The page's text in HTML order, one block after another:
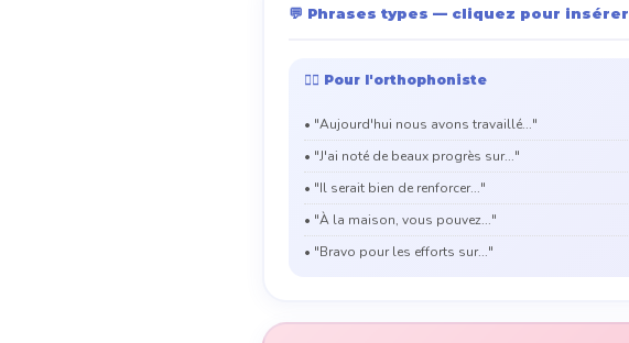
💬 Phrases types — cliquez pour insérer
👩‍⚕️ Pour l'orthophoniste
• "Aujourd'hui nous avons travaillé..."
• "J'ai noté de beaux progrès sur..."
• "Il serait bien de renforcer..."
• "À la maison, vous pouvez..."
• "Bravo pour les efforts sur..."